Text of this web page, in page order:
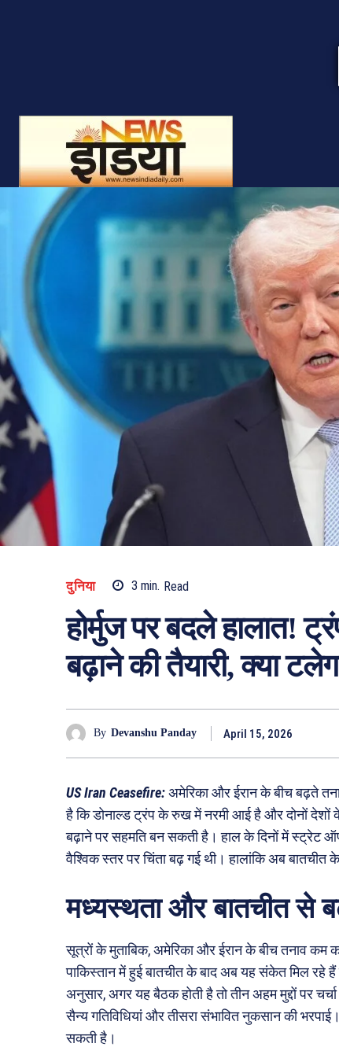
दुनिया 3 min. Read
होर्मुज पर बदले हालात!
बढ़ाने की तैयारी, क्या
By Devanshu Panday April 15, 2026
US Iran Ceasefire:अमेरिका और ईरान के बीच बढ़ते
है कि डोनाल्ड ट्रंप के रुख में नरमी आई है और दोनों देशों
बढ़ाने पर सहमति बन सकती है। हाल के दिनों में स्ट्रेट
वैश्विक स्तर पर चिंता बढ़ गई थी। हालांकि अब
मध्यस्थता और बातचीत से
सूत्रों के मुताबिक, अमेरिका और ईरान के बीच तनाव कम
पाकिस्तान में हुई बातचीत के बाद अब यह संकेत मिल रहे हैं
अनुसार, अगर यह बैठक होती है तो तीन अहम मुद्दों पर
सैन्य गतिविधियां और तीसरा संभावित नुकसान की
सकती है।